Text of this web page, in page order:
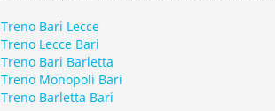
Treno Bari Lecce
Treno Lecce Bari
Treno Bari Barletta
Treno Monopoli Bari
Treno Barletta Bari